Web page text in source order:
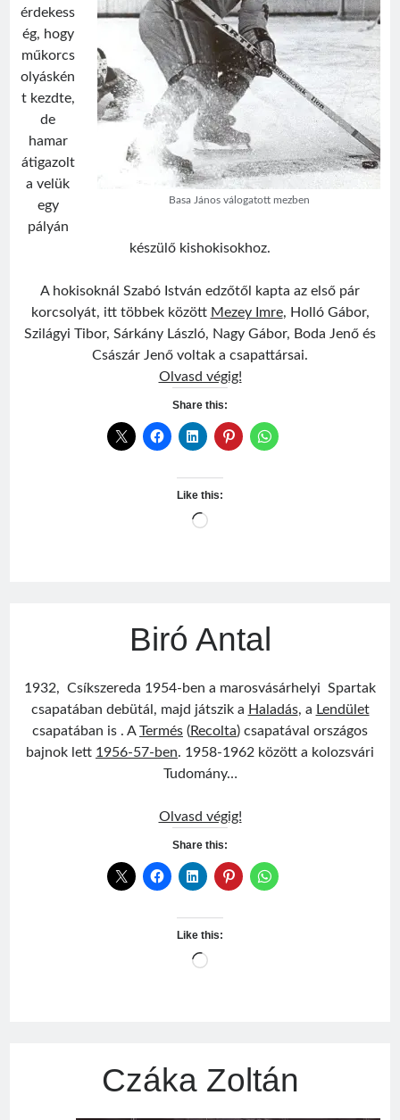
Basa János válogatott mezben
érdekess
ég, hogy
műkorcs
olyáskén
t kezdte,
de
hamar
átigazolt
a velük
egy
pályán
készülő kishokisokhoz.
A hokisoknál Szabó István edzőtől kapta az első pár
korcsolyát, itt többek között Mezey Imre, Holló Gábor,
Szilágyi Tibor, Sárkány László, Nagy Gábor, Boda Jenő és
Császár Jenő voltak a csapattársai.
Olvasd végig!Basa
Share this:
Like this:
Loading…
Biró Antal
1932, Csíkszereda 1954-ben a marosvásárhelyi Spartak
csapatában debütál, majd játszik a Haladás, a Lendület
csapatában is . ATermés (Recolta) csapatával országos
bajnok lett 1956-57-ben. 1958-1962 között a kolozsvári
Tudomány…
Olvasd végig!Biró
Share this:
Like this:
Loading…
Czáka Zoltán